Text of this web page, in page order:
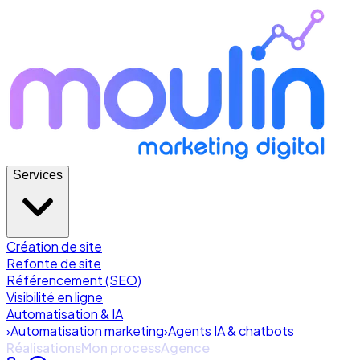
Services
Création de site
Refonte de site
Référencement (SEO)
Visibilité en ligne
Automatisation & IA
›Automatisation marketing›Agents IA & chatbots
RéalisationsMon processAgence